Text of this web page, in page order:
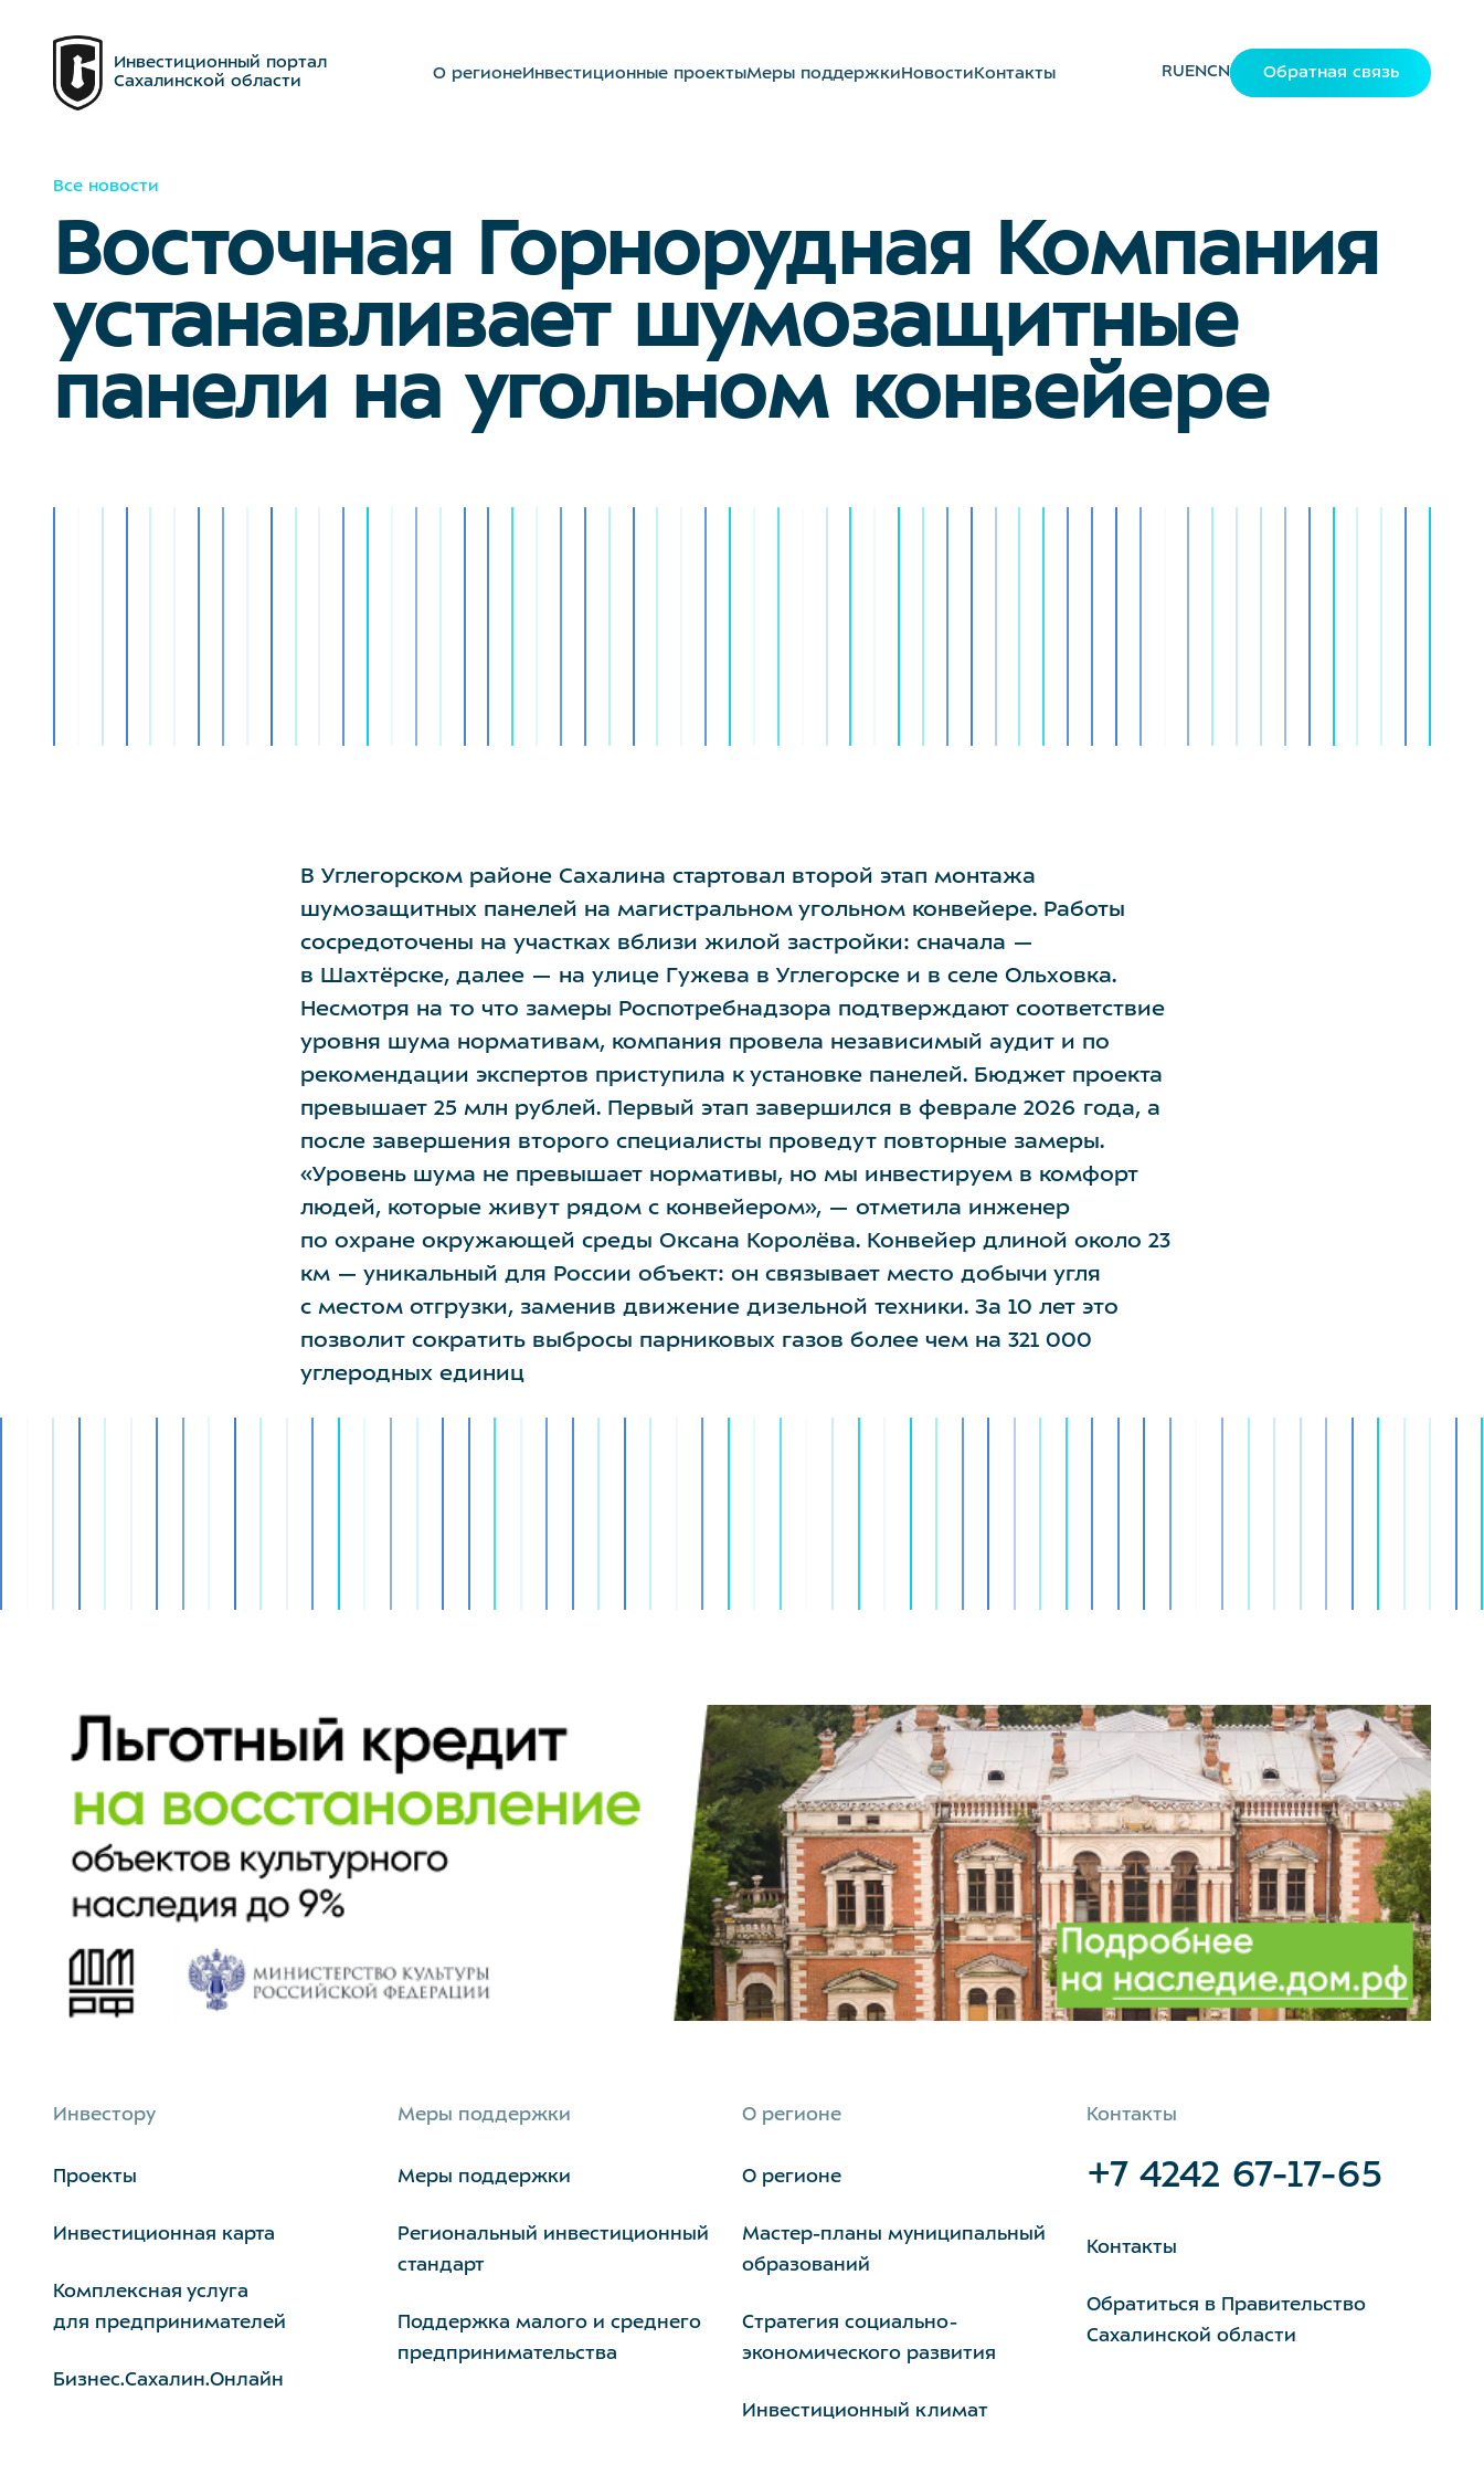
Инвестиционный портал
Сахалинской области
О регионеИнвестиционные проектыМеры поддержки Новости Контакты RUENCN Обратная связь
Все новости
Восточная Горнорудная Компания
устанавливает шумозащитные
панели на угольном конвейере
В Углегорском районе Сахалина стартовал второй этап монтажа
шумозащитных панелей на магистральном угольном конвейере. Работы
сосредоточены на участках вблизи жилой застройки: сначала —
в Шахтёрске, далее — на улице Гужева в Углегорске и в селе Ольховка.
Несмотря на то что замеры Роспотребнадзора подтверждают соответствие
уровня шума нормативам, компания провела независимый аудит и по
рекомендации экспертов приступила к установке панелей. Бюджет проекта
превышает 25 млн рублей. Первый этап завершился в феврале 2026 года, а
после завершения второго специалисты проведут повторные замеры.
«Уровень шума не превышает нормативы, но мы инвестируем в комфорт
людей, которые живут рядом с конвейером», — отметила инженер
по охране окружающей среды Оксана Королёва. Конвейер длиной около 23
км — уникальный для России объект: он связывает место добычи угля
с местом отгрузки, заменив движение дизельной техники. За 10 лет это
позволит сократить выбросы парниковых газов более чем на 321 000
углеродных единиц
Инвестору
Проекты
Инвестиционная карта
Комплексная услуга
для предпринимателей
Бизнес.Сахалин.Онлайн
Меры поддержки
Меры поддержки
Региональный инвестиционный
стандарт
Поддержка малого и среднего
предпринимательства
О регионе
О регионе
Мастер-планы муниципальный
образований
Стратегия социально-
экономического развития
Инвестиционный климат
Контакты
+7 4242 67-17-65
Контакты
Обратиться в Правительство
Сахалинской области